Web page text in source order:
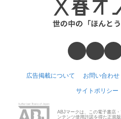
広告掲載について お問い合わせ
サイトポリシー
ABJマークは、この電子書店
ンテンツ使用許諾を得た正規